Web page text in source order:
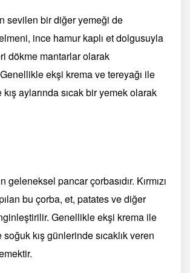
sevilen bir diğer yemeği de
ince hamur kaplı et dolgusuyla
dökme mantarlar olarak
ekşi krema ve tereyağı ile
aylarında sıcak bir yemek olarak
geleneksel pancar çorbasıdır. Kırmızı
bu çorba, et, patates ve diğer
Genellikle ekşi krema ile
kış günlerinde sıcaklık veren